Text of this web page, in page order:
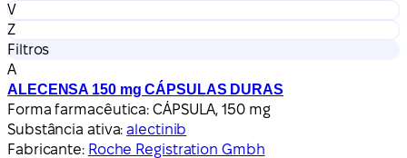
V
Z
Filtros
A
ALECENSA 150 mg CÁPSULAS DURAS
Forma farmacêutica: CÁPSULA, 150 mg
Substância ativa:alectinib
Fabricante: Roche Registration Gmbh